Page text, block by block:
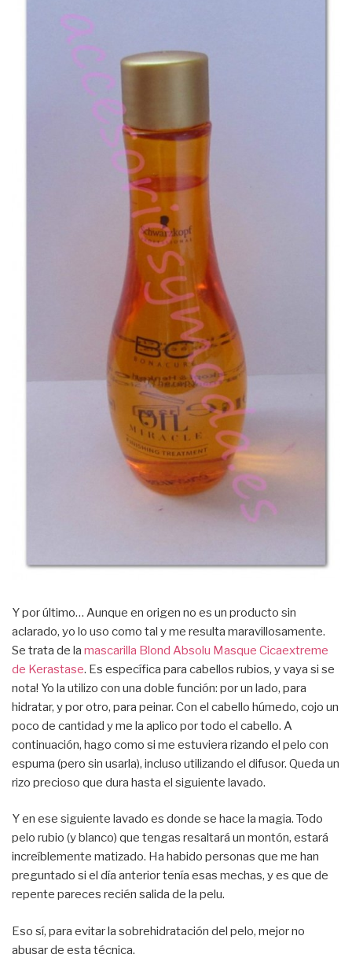
Y por último… Aunque en origen no es un producto sin
aclarado, yo lo uso como tal y me resulta maravillosamente.
Se trata de la mascarilla Blond Absolu Masque Cicaextreme
de Kerastase. Es específica para cabellos rubios, y vaya si se
nota! Yo la utilizo con una doble función: por un lado, para
hidratar, y por otro, para peinar. Con el cabello húmedo, cojo un
poco de cantidad y me la aplico por todo el cabello. A
continuación, hago como si me estuviera rizando el pelo con
espuma (pero sin usarla), incluso utilizando el difusor. Queda un
rizo precioso que dura hasta el siguiente lavado.
Y en ese siguiente lavado es donde se hace la magia. Todo
pelo rubio (y blanco) que tengas resaltará un montón, estará
increíblemente matizado. Ha habido personas que me han
preguntado si el día anterior tenía esas mechas, y es que de
repente pareces recién salida de la pelu.
Eso sí, para evitar la sobrehidratación del pelo, mejor no
abusar de esta técnica.